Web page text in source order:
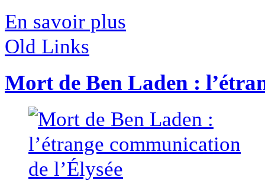
En savoir plus
Old Links
Mort de Ben Laden :